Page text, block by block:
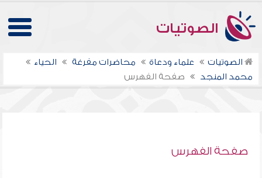
الصوتيات
الصوتيات علماء ودعاة محاضرات مفرغة
الحياء
محمد المنجد
صفحة الفهرس
صفحة الفهرس